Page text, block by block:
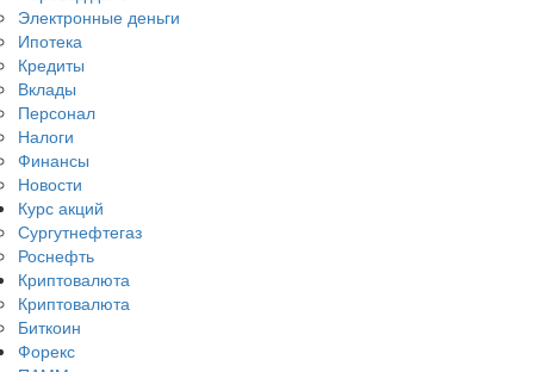
Электронные деньги
Ипотека
Кредиты
Вклады
Персонал
Налоги
Финансы
Новости
Курс акций
Сургутнефтегаз
Роснефть
Криптовалюта
Криптовалюта
Биткоин
Форекс